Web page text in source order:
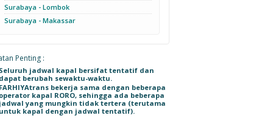
Surabaya - Lombok
Surabaya - Makassar
Penting :
jadwal kapal bersifat tentatif dan
berubah sewaktu-waktu.
bekerja sama dengan beberapa
kapal RORO, sehingga ada beberapa
yang mungkin tidak tertera (terutama
kapal dengan jadwal tentatif).